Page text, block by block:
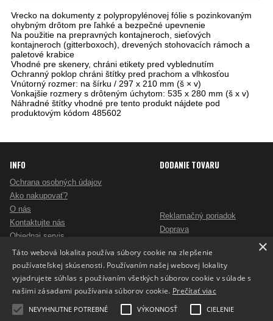
Vrecko na dokumenty z polypropylénovej fólie s pozinkovaným
ohybným drôtom pre ľahké a bezpečné upevnenie
Na použitie na prepravných kontajneroch, sieťových
kontajneroch (gitterboxoch), drevených stohovacích rámoch a
paletové krabice
Vhodné pre skenery, chráni etikety pred vyblednutím
Ochranný poklop chráni štítky pred prachom a vlhkosťou
Vnútorný rozmer: na šírku / 297 x 210 mm (š × v)
Vonkajšie rozmery s drôteným úchytom: 535 x 280 mm (š x v)
Náhradné štítky vhodné pre tento produkt nájdete pod
produktovým kódom 485602
INFO DODANIE TOVARU
Ochrana osobných údajov
Ako nakupovať?
O nás
Kontaktujte nás
Objednaj servis
Pošlite mi ponuku
Ako vybrať skartovač?
Nezáväzný dopyt na reklamné predmety
Potlač reklamných predmetov
Cookies
Reklamačný poriadok
Doprava
Alternatívne riešenie sporov
Odstúpenie od zmluvy
×
Táto webová lokalita používa súbory cookie na zlepšenie
používateľskej skúsenosti. Používaním našej webovej lokality
vyjadrujete súhlas s používaním všetkých súborov cookie v súlade s
našimi zásadami používania súborov cookie. Prečítať viac
NEVYHNUTNE POTREBNÉ VÝKONNOSŤ CIELENIE